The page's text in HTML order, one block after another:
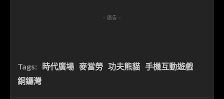
- 廣告 -
Tags: 時代廣場 麥當勞 功夫熊貓 手機互動遊戲
銅鑼灣